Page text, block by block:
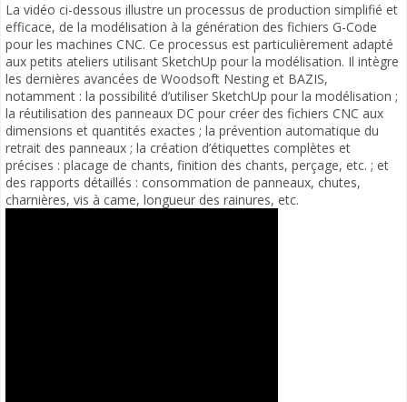
La vidéo ci-dessous illustre un processus de production simplifié et
efficace, de la modélisation à la génération des fichiers G-Code
pour les machines CNC. Ce processus est particulièrement adapté
aux petits ateliers utilisant SketchUp pour la modélisation. Il intègre
les dernières avancées de Woodsoft Nesting et BAZIS,
notamment : la possibilité d’utiliser SketchUp pour la modélisation ;
la réutilisation des panneaux DC pour créer des fichiers CNC aux
dimensions et quantités exactes ; la prévention automatique du
retrait des panneaux ; la création d’étiquettes complètes et
précises : placage de chants, finition des chants, perçage, etc. ; et
des rapports détaillés : consommation de panneaux, chutes,
charnières, vis à came, longueur des rainures, etc.